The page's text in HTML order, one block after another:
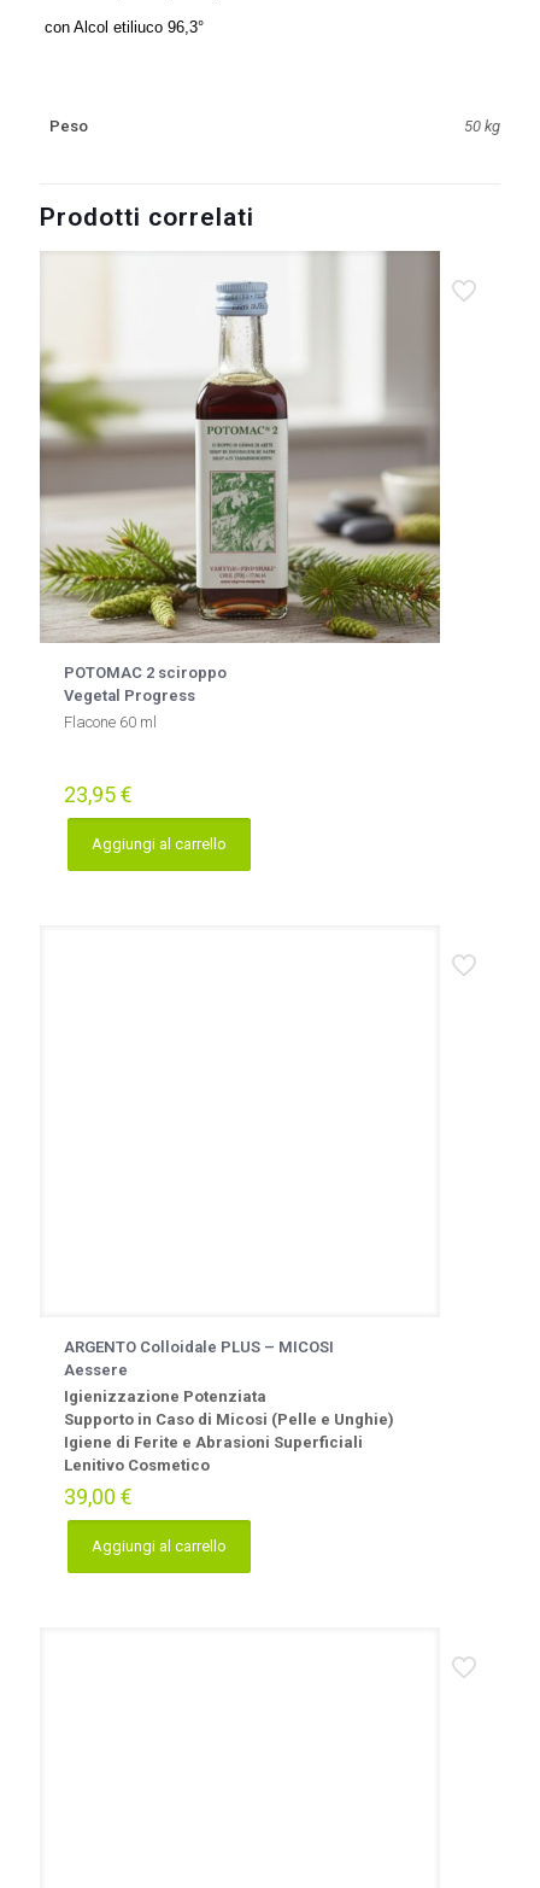
con Alcol etiliuco 96,3°
Peso 50 kg
Prodotti correlati
POTOMAC 2 sciroppo
Vegetal Progress
Flacone 60 ml
23,95€
Aggiungi al carrello
ARGENTO Colloidale PLUS – MICOSI
Aessere
Igienizzazione Potenziata
Supporto in Caso di Micosi (Pelle e Unghie)
Igiene di Ferite e Abrasioni Superficiali
Lenitivo Cosmetico
39,00 €
Aggiungi al carrello